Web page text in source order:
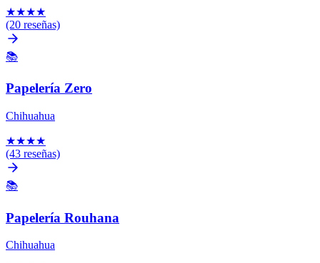
★★★★
(20 reseñas)
📚
Papelería Zero
Chihuahua
★★★★
(43 reseñas)
📚
Papelería Rouhana
Chihuahua